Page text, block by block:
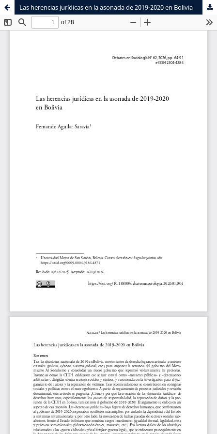
Las herencias jurídicas en la asonada de 2019-2020 en Bolivia